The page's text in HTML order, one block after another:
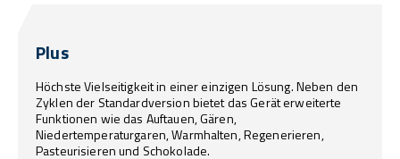
Plus
Höchste Vielseitigkeit in einer einzigen Lösung. Neben den
Zyklen der Standardversion bietet das Gerät erweiterte
Funktionen wie das Auftauen, Gären,
Niedertemperaturgaren, Warmhalten, Regenerieren,
Pasteurisieren und Schokolade.